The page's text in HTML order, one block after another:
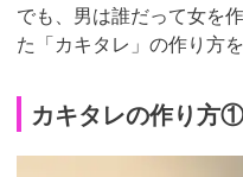
でも、男は誰だって女を
た「カキタレ」の作り方を
カキタレの作り方